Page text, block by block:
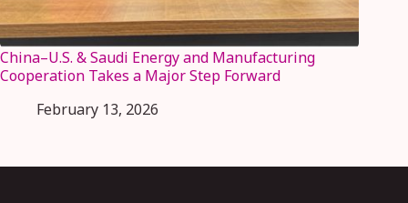
China–U.S. & Saudi Energy and Manufacturing
Cooperation Takes a Major Step Forward
February 13, 2026